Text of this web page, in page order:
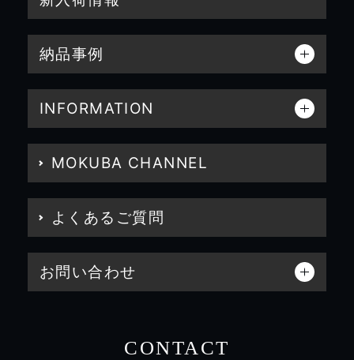
納品事例
INFORMATION
MOKUBA CHANNEL
よくあるご質問
お問い合わせ
CONTACT